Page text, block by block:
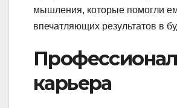
мышления, которые помогли
впечатляющих результатов в
карьера